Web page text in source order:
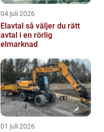
04 juli 2026
Elavtal så väljer du rätt
avtal i en rörlig
elmarknad
01 juli 2026